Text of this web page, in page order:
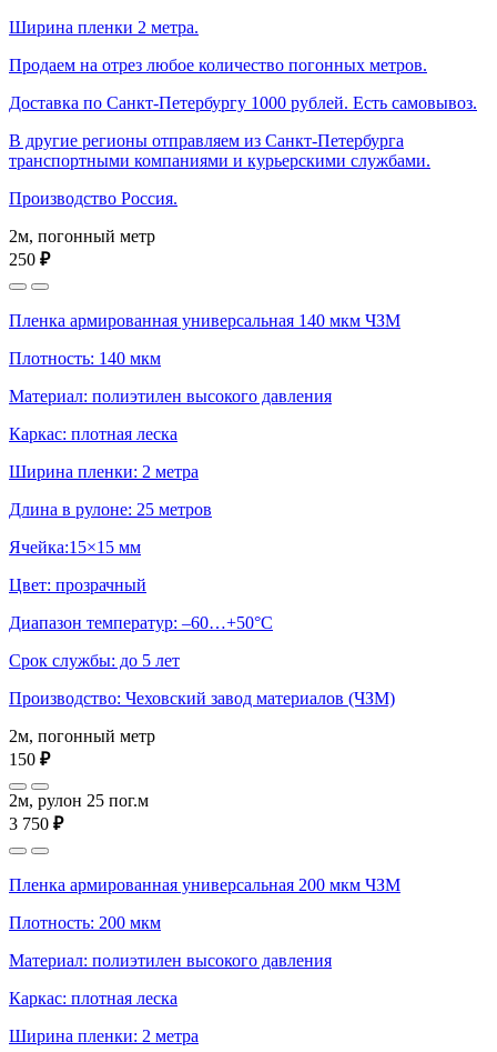
Ширина пленки 2 метра.
Продаем на отрез любое количество погонных метров.
Доставка по Санкт-Петербургу 1000 рублей. Есть самовывоз.
В другие регионы отправляем из Санкт-Петербурга
транспортными компаниями и курьерскими службами.
Производство Россия.
2м, погонный метр
250 ₽
Пленка армированная универсальная 140 мкм ЧЗМ
Плотность: 140 мкм
Материал: полиэтилен высокого давления
Каркас: плотная леска
Ширина пленки: 2 метра
Длина в рулоне: 25 метров
Ячейка:15×15 мм
Цвет: прозрачный
Диапазон температур: –60…+50°С
Срок службы: до 5 лет
Производство: Чеховский завод материалов (ЧЗМ)
2м, погонный метр
150 ₽
2м, рулон 25 пог.м
3 750 ₽
Пленка армированная универсальная 200 мкм ЧЗМ
Плотность: 200 мкм
Материал: полиэтилен высокого давления
Каркас: плотная леска
Ширина пленки: 2 метра